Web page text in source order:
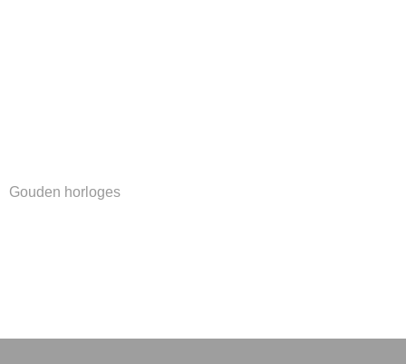
Gouden horloges